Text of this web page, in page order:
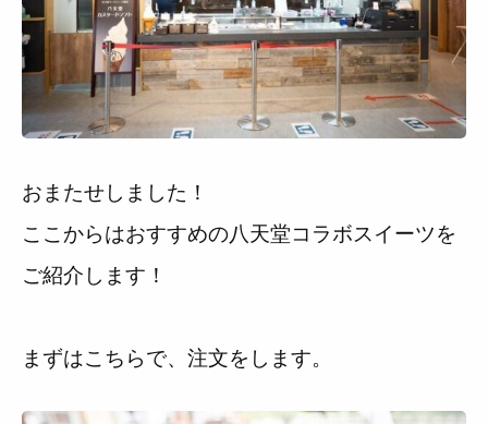
おまたせしました！
ここからはおすすめの八天堂コラボスイーツを
ご紹介します！
まずはこちらで、注文をします。